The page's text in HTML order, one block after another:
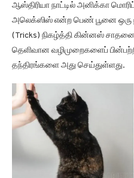
ஆஸ்திரியா நாட்டில் அனிக்கா
அலெக்ஸிஸ் என்ற பெண் பூனை ஒரு
(Tricks) நிகழ்த்தி கின்னஸ்
தெளிவான வழிமுறைகளைப்
தந்திரங்களை அது செய்துள்ளது.